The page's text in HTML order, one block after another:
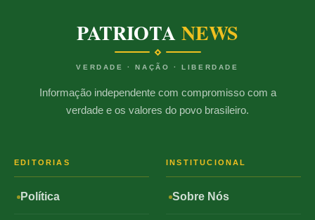
PATRIOTANEWS
VERDADE · NAÇÃO · LIBERDADE
Informação independente com compromisso com a
verdade e os valores do povo brasileiro.
EDITORIAS
Política
INSTITUCIONAL
Sobre Nós